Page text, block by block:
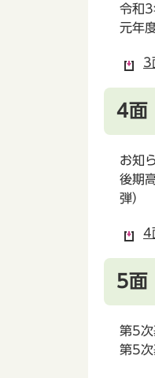
令和3
元年
3
4面
お知
後期
弾）
4
5面
第5次
第5次